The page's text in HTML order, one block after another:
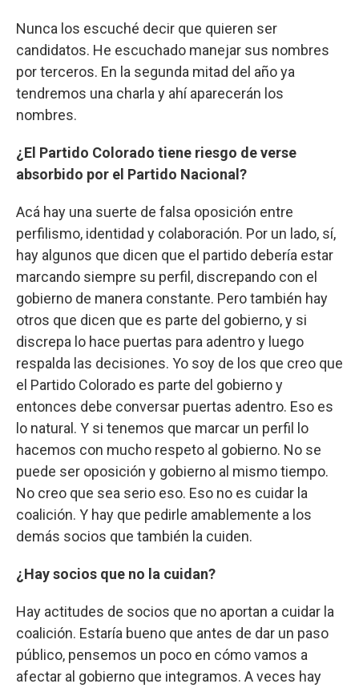
Nunca los escuché decir que quieren ser
candidatos. He escuchado manejar sus nombres
por terceros. En la segunda mitad del año ya
tendremos una charla y ahí aparecerán los
nombres.
¿El Partido Colorado tiene riesgo de verse
absorbido por el Partido Nacional?
Acá hay una suerte de falsa oposición entre
perfilismo, identidad y colaboración. Por un lado, sí,
hay algunos que dicen que el partido debería estar
marcando siempre su perfil, discrepando con el
gobierno de manera constante. Pero también hay
otros que dicen que es parte del gobierno, y si
discrepa lo hace puertas para adentro y luego
respalda las decisiones. Yo soy de los que creo que
el Partido Colorado es parte del gobierno y
entonces debe conversar puertas adentro. Eso es
lo natural. Y si tenemos que marcar un perfil lo
hacemos con mucho respeto al gobierno. No se
puede ser oposición y gobierno al mismo tiempo.
No creo que sea serio eso. Eso no es cuidar la
coalición. Y hay que pedirle amablemente a los
demás socios que también la cuiden.
¿Hay socios que no la cuidan?
Hay actitudes de socios que no aportan a cuidar la
coalición. Estaría bueno que antes de dar un paso
público, pensemos un poco en cómo vamos a
afectar al gobierno que integramos. A veces hay